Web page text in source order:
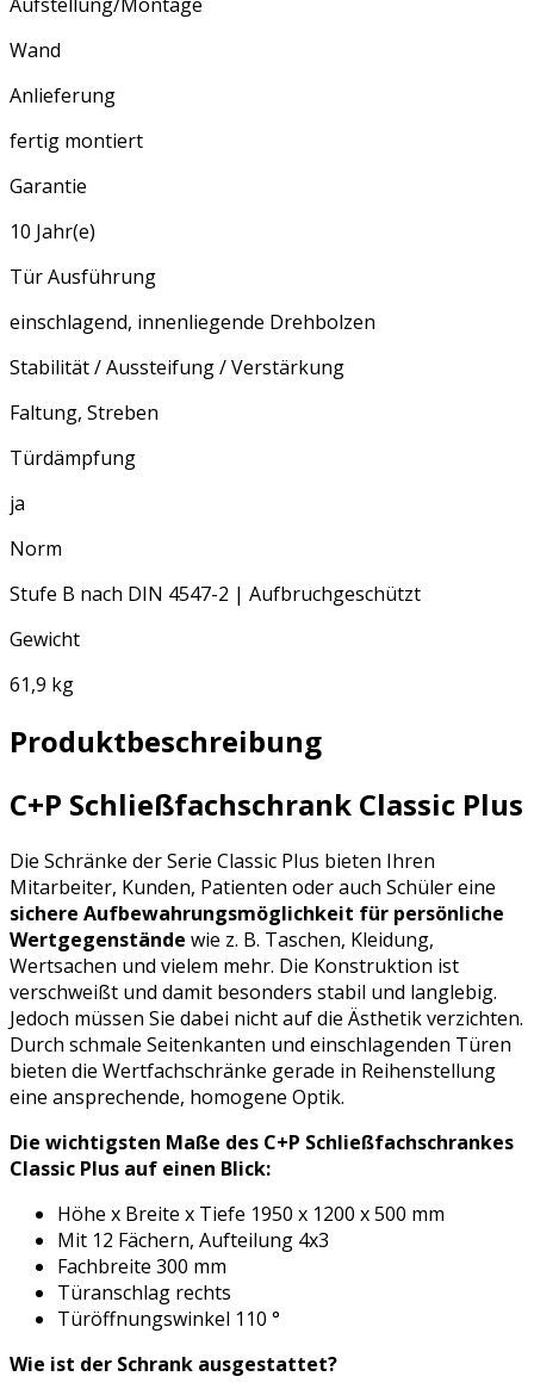
Wand
Anlieferung
fertig montiert
Garantie
10 Jahr(e)
Tür Ausführung
einschlagend, innenliegende Drehbolzen
Stabilität / Aussteifung / Verstärkung
Faltung, Streben
Türdämpfung
ja
Norm
Stufe B nach DIN 4547-2 | Aufbruchgeschützt
Gewicht
61,9 kg
Produktbeschreibung
C+P Schließfachschrank Classic Plus
Die Schränke der Serie Classic Plus bieten Ihren
Mitarbeiter, Kunden, Patienten oder auch Schüler eine
sichere Aufbewahrungsmöglichkeit für persönliche
Wertgegenstände wie z. B. Taschen, Kleidung,
Wertsachen und vielem mehr. Die Konstruktion ist
verschweißt und damit besonders stabil und langlebig.
Jedoch müssen Sie dabei nicht auf die Ästhetik verzichten.
Durch schmale Seitenkanten und einschlagenden Türen
bieten die Wertfachschränke gerade in Reihenstellung
eine ansprechende, homogene Optik.
Die wichtigsten Maße des C+P Schließfachschrankes
Classic Plus auf einen Blick:
Höhe x Breite x Tiefe 1950 x 1200 x 500 mm
Mit 12 Fächern, Aufteilung 4x3
Fachbreite 300 mm
Türanschlag rechts
Türöffnungswinkel 110 °
Wie ist der Schrank ausgestattet?